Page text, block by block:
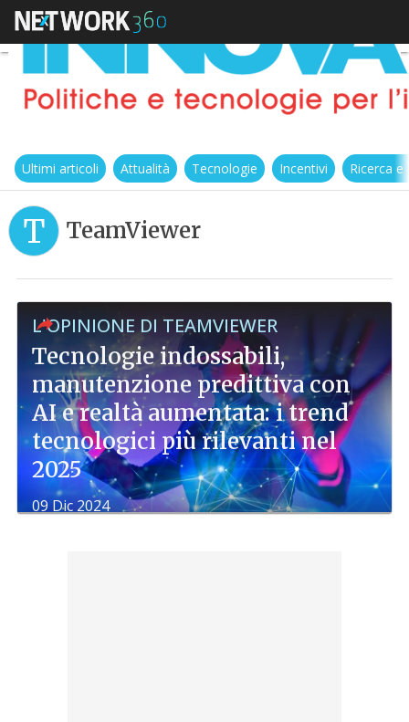
Ultimi articoli Attualità Tecnologie Incentivi Ricerca
T TeamViewer
L'OPINIONE DI TEAMVIEWER
Tecnologie indossabili,
manutenzione predittiva con
AI e realtà aumentata: i trend
tecnologici più rilevanti nel
2025
09 Dic 2024